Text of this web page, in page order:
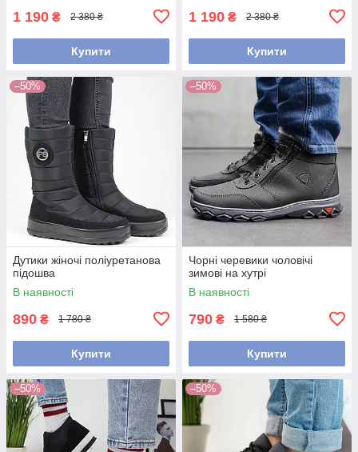
1 190 ₴ 2 380 ₴
Купити
1 190 ₴ 2 380 ₴
Купити
–50%
Дутики жіночі поліуретанова
підошва
В наявності
890 ₴ 1 780 ₴
Купити
–50%
Чорні черевики чоловічі
зимові на хутрі
В наявності
790 ₴ 1 580 ₴
Купити
–50% –50%